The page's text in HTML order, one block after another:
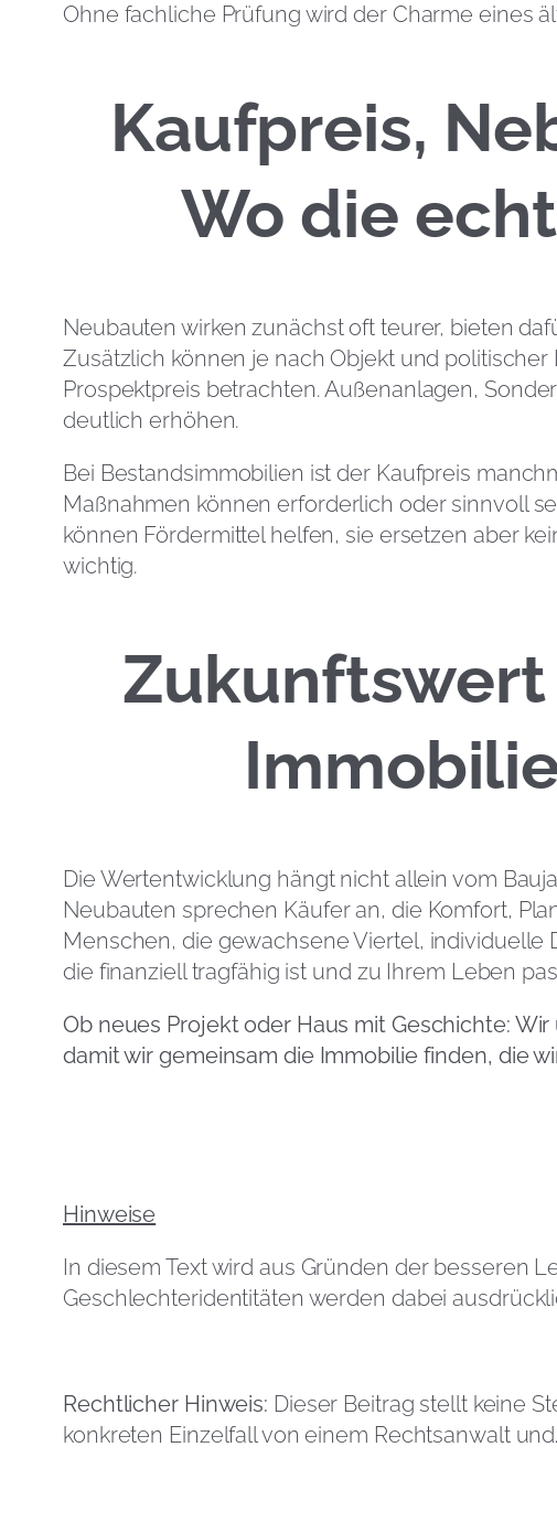
Ohne fachliche Prüfung wird der Charme eines
Kaufpreis,
Wo die
Neubauten wirken zunächst oft teurer, bieten
Zusätzlich können je nach Objekt und
Prospektpreis betrachten. Außenanlagen,
deutlich erhöhen.
Bei Bestandsimmobilien ist der Kaufpreis
Maßnahmen können erforderlich oder sinnvoll
können Fördermittel helfen, sie ersetzen aber
wichtig.
Die Wertentwicklung hängt nicht allein vom
Neubauten sprechen Käufer an, die Komfort,
Menschen, die gewachsene Viertel, individuelle
die finanziell tragfähig ist und zu Ihrem Leben
Ob neues Projekt oder Haus mit Geschichte:
damit wir gemeinsam die Immobilie finden, die
Hinweise
In diesem Text wird aus Gründen der besseren
Geschlechteridentitäten werden dabei
Rechtlicher Hinweis: Dieser Beitrag stellt keine
konkreten Einzelfall von einem Rechtsanwalt